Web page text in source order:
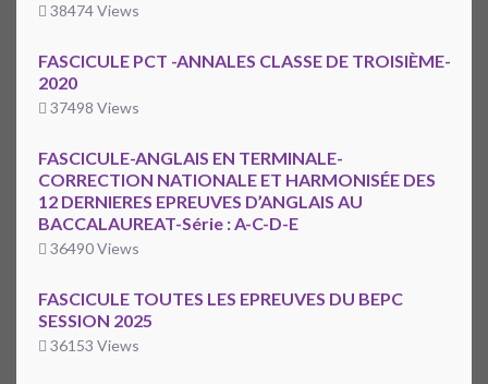
38474 Views
FASCICULE PCT -ANNALES CLASSE DE TROISIÈME-
2020
37498 Views
FASCICULE-ANGLAIS EN TERMINALE-
CORRECTION NATIONALE ET HARMONISÉE DES
12 DERNIERES EPREUVES D’ANGLAIS AU
BACCALAUREAT-Série : A-C-D-E
36490 Views
FASCICULE TOUTES LES EPREUVES DU BEPC
SESSION 2025
36153 Views